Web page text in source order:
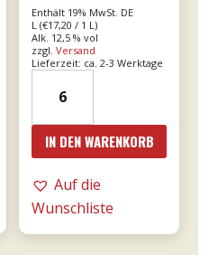
Enthält 19% MwSt. DE
L (€17,20 / 1 L)
Alk. 12,5 % vol
zzgl.Versand
Lieferzeit: ca. 2-3 Werktage
Le
Fornaci
Rosé
0,75l
IN DEN WARENKORB
Auf die
Wunschliste